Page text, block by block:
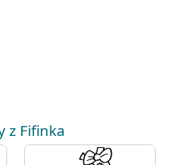
z Fifinka